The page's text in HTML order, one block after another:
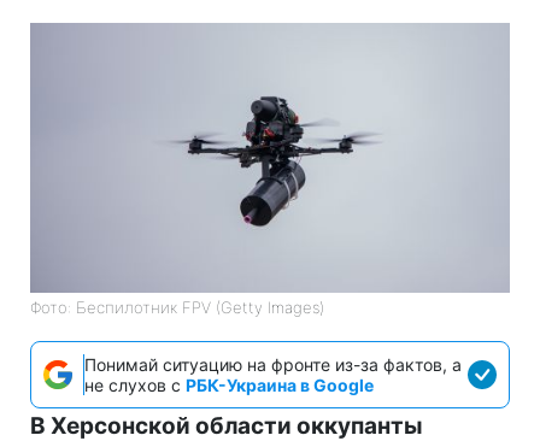
Фото: Беспилотник FPV (Getty Images)
Понимай ситуацию на фронте из-за фактов, а
не слухов с РБК-Украина в Google
В Херсонской области оккупанты